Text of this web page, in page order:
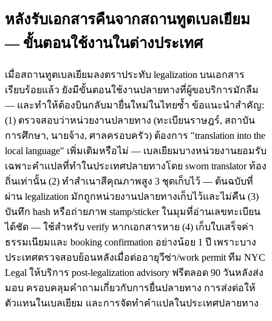
หลังรับเอกสารคืนจากสถานทูตเบลเยียม
— ขั้นตอนใช้งานในต่างประเทศ
เมื่อสถานทูตเบลเยียมลงตราประทับ legalization บนเอกสาร
เรียบร้อยแล้ว ยังมีขั้นตอนใช้งานปลายทางที่ผู้ขอบริการมักลืม
— และทำให้ต้องบินกลับมายื่นใหม่ในไทยซ้ำ ข้อแนะนำสำคัญ:
(1) ตรวจสอบว่าหน่วยงานปลายทาง (ทะเบียนราษฎร์, สถาบัน
การศึกษา, นายจ้าง, ศาลครอบครัว) ต้องการ "translation into the
local language" เพิ่มเติมหรือไม่ — เบลเยียมบางหน่วยงานยอมรับ
เฉพาะคำแปลที่ทำในประเทศปลายทางโดย sworn translator ท้อง
ถิ่นเท่านั้น (2) ทำสำเนาสีคุณภาพสูง 3 ชุดเก็บไว้ — ต้นฉบับที่
ผ่าน legalization มักถูกหน่วยงานปลายทางเก็บไว้และไม่คืน (3)
บันทึก hash หรือถ่ายภาพ stamp/sticker ในมุมที่อ่านเลขทะเบียน
ได้ชัด — ใช้สำหรับ verify หากเอกสารหาย (4) เก็บใบเสร็จค่า
ธรรมเนียมและ booking confirmation อย่างน้อย 1 ปี เพราะบาง
ประเทศตรวจสอบย้อนหลังเมื่อต่ออายุวีซ่า/work permit ทีม NYC
Legal ให้บริการ post-legalization advisory ฟรีตลอด 90 วันหลังส่ง
มอบ ครอบคลุมคำถามเกี่ยวกับการยื่นปลายทาง การส่งต่อให้
ตัวแทนในเบลเยียม และการจัดทำคำแปลในประเทศปลายทาง